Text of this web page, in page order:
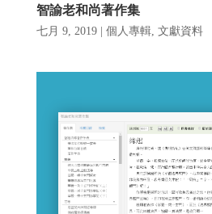
智諭老和尚著作集
七月 9, 2019| 個人專輯, 文獻資料